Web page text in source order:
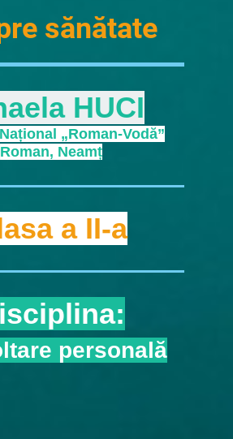
sănătate
HUCI
„Roman-Vodă”
Roman, Neamț
a II-a
personală